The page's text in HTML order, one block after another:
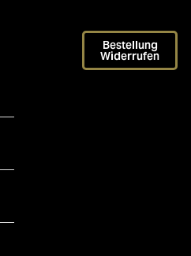
Bestellung
Widerrufen